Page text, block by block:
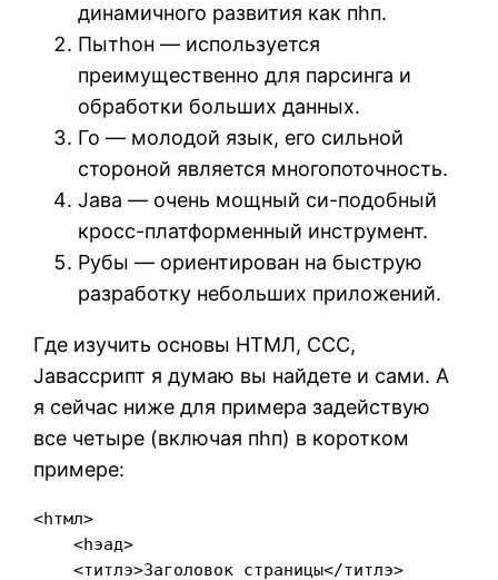
динамичного развития как пhп.
Пытhон — используется
преимущественно для парсинга и
обработки больших данных.
Го — молодой язык, его сильной
стороной является многопоточность.
Jава — очень мощный си-подобный
кросс-платформенный инструмент.
Рубы — ориентирован на быструю
разработку небольших приложений.
Где изучить основы HТМЛ, CСС,
Jавасcрипт я думаю вы найдете и сами. А
я сейчас ниже для примера задействую
все четыре (включая пhп) в коротком
примере:
<hтмл>
    <hэад>
    <титлэ>Заголовок страницы</титлэ>